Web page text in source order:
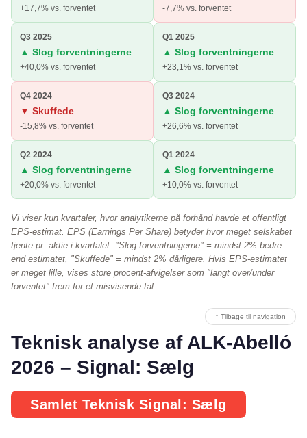
+17,7% vs. forventet -7,7% vs. forventet
Q3 2025
▲ Slog forventningerne
+40,0% vs. forventet
Q1 2025
▲ Slog forventningerne
+23,1% vs. forventet
Q4 2024
▼ Skuffede
-15,8% vs. forventet
Q3 2024
▲ Slog forventningerne
+26,6% vs. forventet
Q2 2024
▲ Slog forventningerne
+20,0% vs. forventet
Q1 2024
▲ Slog forventningerne
+10,0% vs. forventet
Vi viser kun kvartaler, hvor analytikerne på forhånd havde et offentligt
EPS-estimat. EPS (Earnings Per Share) betyder hvor meget selskabet
tjente pr. aktie i kvartalet. "Slog forventningerne" = mindst 2% bedre
end estimatet, "Skuffede" = mindst 2% dårligere. Hvis EPS-estimatet
er meget lille, vises store procent-afvigelser som "langt over/under
forventet" frem for et misvisende tal.
↑ Tilbage til navigation
Teknisk analyse af ALK-Abelló
2026 – Signal: Sælg
Samlet Teknisk Signal: Sælg